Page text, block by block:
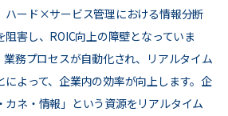
ハード×サービス管理における情報分断
害し、ROIC向上の障壁となっていま
業務プロセスが自動化され、リアルタイム
によって、企業内の効率が向上します。企
カネ・情報」という資源をリアルタイム